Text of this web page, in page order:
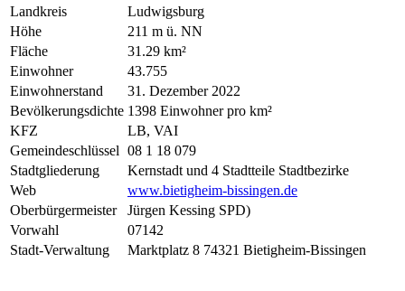
Landkreis
Ludwigsburg
Höhe
211 m ü. NN
Fläche
31.29 km²
Einwohner
43.755
Einwohnerstand
31. Dezember 2022
Bevölkerungsdichte 1398 Einwohner pro km²
KFZ
LB, VAI
Gemeindeschlüssel 08 1 18 079
Stadtgliederung
Kernstadt und 4 Stadtteile Stadtbezirke
Web
www.bietigheim-bissingen.de
Oberbürgermeister
Jürgen Kessing SPD)
Vorwahl
07142
Stadt-Verwaltung
Marktplatz 8 74321 Bietigheim-Bissingen